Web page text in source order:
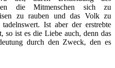
die Mitmenschen sich zu
zu rauben und das Volk zu
Ist aber der erstrebte
ist es die Liebe auch, denn das
durch den Zweck, den es